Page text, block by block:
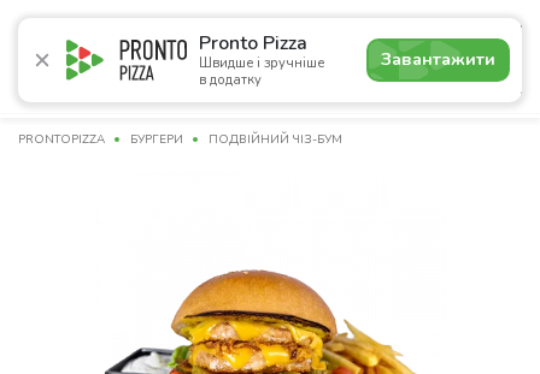
Pronto Pizza
Швидше і зручніше
в додатку
Завантажити
5.0
Акції Піца Суші Сети Бургери Комбо
PRONTOPIZZA БУРГЕРИ ПОДВІЙНИЙ ЧІЗ-БУМ